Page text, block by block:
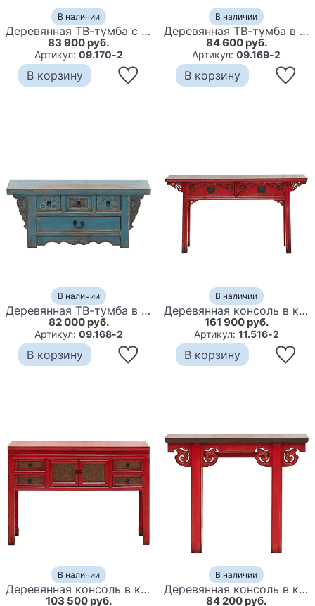
В наличии
Деревянная ТВ-тумба с 5-ю выдвижными ящиками в китайском стиле красная Wei Chinese TV Stand
83 900 руб.
Артикул: 09.170-2
В корзину
В наличии
Деревянная ТВ-тумба в китайском стиле с 5-ю выдвижными ящиками Chinese TV Stand Red
84 600 руб.
Артикул:09.169-2
В корзину
В наличии
Деревянная ТВ-тумба в китайском стиле с 4-мя ящиками и резным декором голубая Luo Chinese TV Stand Blue
82 000 руб.
Артикул: 09.168-2
В корзину
В наличии
Деревянная консоль в китайском стиле с 2-мя ящиками с резным декором красная Yan Chinese Console Table
161 900 руб.
Артикул: 11.516-2
В корзину
В наличии
Деревянная консоль в китайском стиле с ящиками и дверцами красная Chinese Console Table
103 500 руб.
В наличии
Деревянная консоль в китайском стиле красная Tang Console Table
84 200 руб.